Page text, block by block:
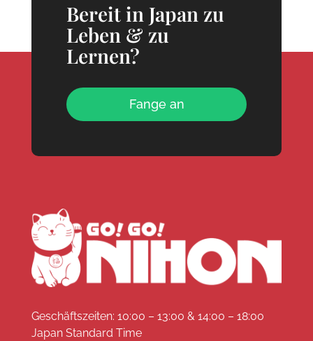
Bereit in Japan zu
Leben & zu
Lernen?
Fange an
Geschäftszeiten: 10:00 – 13:00 & 14:00 – 18:00
Japan Standard Time